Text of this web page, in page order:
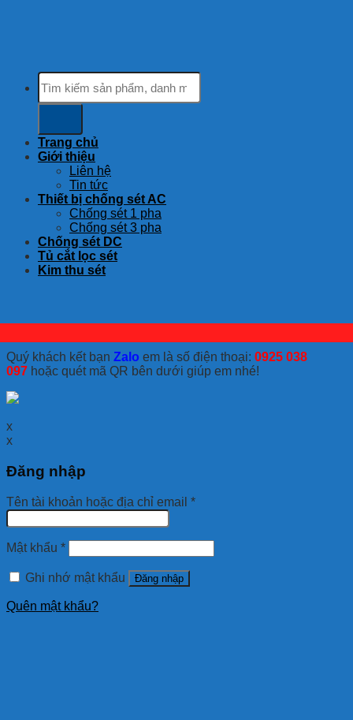
Tìm
kiếm:
Trang chủ
Giới thiệu
Liên hệ
Tin tức
Thiết bị chống sét AC
Chống sét 1 pha
Chống sét 3 pha
Chống sét DC
Tủ cắt lọc sét
Kim thu sét
Quý khách kết bạn Zalo em là số điện thoại: 0925 038
097 hoặc quét mã QR bên dưới giúp em nhé!
x
x
Đăng nhập
Tên tài khoản hoặc địa chỉ email *
Mật khẩu *
Ghi nhớ mật khẩu Đăng nhập
Quên mật khẩu?